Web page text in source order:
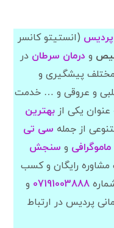
(انستیتو کانسر
و درمان سرطان در
پیشگیری و
و عروقی و … خدمت
یکی ازبهترین
از جمله سی تی
ماموگرافی و سنجش
مشاوره رایگان و کسب
07191003888 و
پردیس در ارتباط